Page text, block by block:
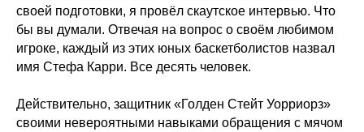
своей подготовки, я провёл скаутское интервью. Что
бы вы думали. Отвечая на вопрос о своём любимом
игроке, каждый из этих юных баскетболистов назвал
имя Стефа Карри. Все десять человек.
Действительно, защитник «Голден Стейт Уорриорз»
своими невероятными навыками обращения с мячом